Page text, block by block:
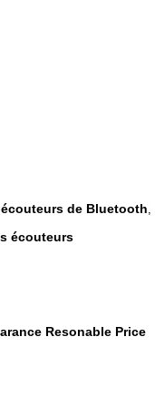
de Bluetooth,
écouteurs
Resonable Price